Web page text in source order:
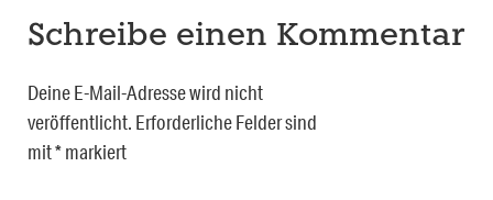
Schreibe einen Kommentar
Deine E-Mail-Adresse wird nicht
veröffentlicht. Erforderliche Felder sind
mit*markiert